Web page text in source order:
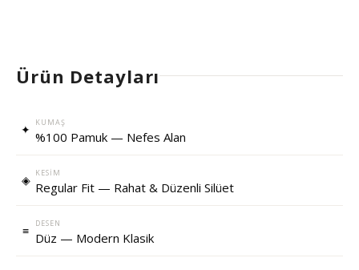
Ürün Detayları
✦ KUMAŞ
%100 Pamuk — Nefes Alan
◈ KESIM
Regular Fit — Rahat & Düzenli Silüet
≡ DESEN
Düz — Modern Klasik